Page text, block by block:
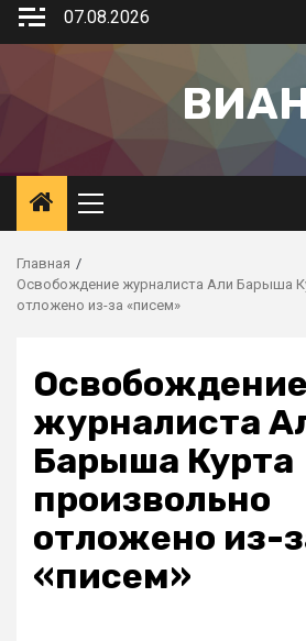
07.08.2026
Главная
Освобождение журналиста Али Барыша
отложено из-за «писем»
Освобождение
журналиста
Барыша Курта
произвольно
отложено из-
«писем»